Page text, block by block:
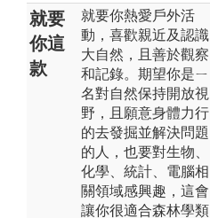
就要
你這
款
就要你熱愛戶外活
動，喜歡親近及認識
大自然，且善於觀察
和記錄。期望你是ㄧ
名對自然保持開放視
野，且願意身體力行
的去發掘並解決問題
的人，也要對生物、
化學、統計、電腦相
關領域感興趣，這會
讓你很適合森林學類